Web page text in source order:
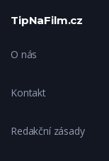
TipNaFilm.cz
O nás
Kontakt
Redakční zásady